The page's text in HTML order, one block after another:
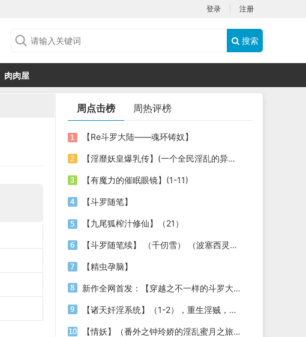
登录 注册
搜索
肉肉屋
周点击榜 周热评榜
【Re斗罗大陆——魂环铸奴】
【淫靡妖皇爆乳传】(一个全民淫乱的异世界 第一集）sis独家首发+人物、场景图片。
【有魔力的催眠眼镜】(1-11)
【斗罗随笔】
【九尾狐榨汁修仙】（21）
【斗罗随笔续】 （千仞雪） （波塞西灵感征集中）
【精虫孕脑】
新作全网首发：【穿越之不一样的斗罗大陆】女主姐 妹武魂：莲花 更新之第四章
【诸天奸淫系统】（1-2），重生淫贼，爆奸性感黑丝美女，恋足恋物，专注性场面，高肉
【情妖】（番外之钟玲娇的淫乱蜜月之旅）第四章——熟女老师和处子女儿的首次母女双飞